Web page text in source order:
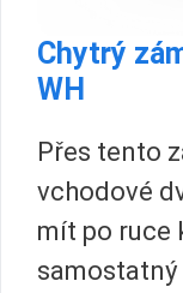
Chytrý
WH
Přes tento
vchodové
mít po ruce
samostatný